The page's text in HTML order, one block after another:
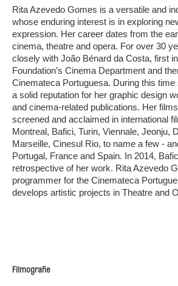
Rita Azevedo Gomes is a versatile and
whose enduring interest is in exploring
expression. Her career dates from the
cinema, theatre and opera. For over 30
closely with João Bénard da Costa, first
Foundation’s Cinema Department and
Cinemateca Portuguesa. During this
a solid reputation for her graphic design
and cinema-related publications. Her
screened and acclaimed in international
Montreal, Bafici, Turin, Viennale, Jeonju,
Marseille, Cinesul Rio, to name a few -
Portugal, France and Spain. In 2014,
retrospective of her work. Rita Azevedo
programmer for the Cinemateca
develops artistic projects in Theatre and
Filmografie